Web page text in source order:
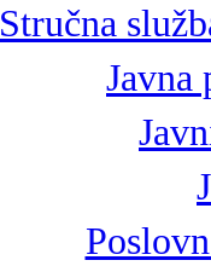
Stručna
Javna